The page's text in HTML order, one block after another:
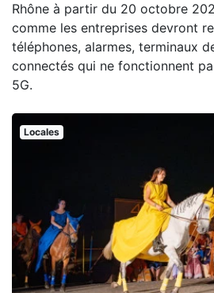
Rhône à partir du 20 octobre
comme les entreprises devront
téléphones, alarmes, terminaux
connectés qui ne fonctionnent
5G.
Locales